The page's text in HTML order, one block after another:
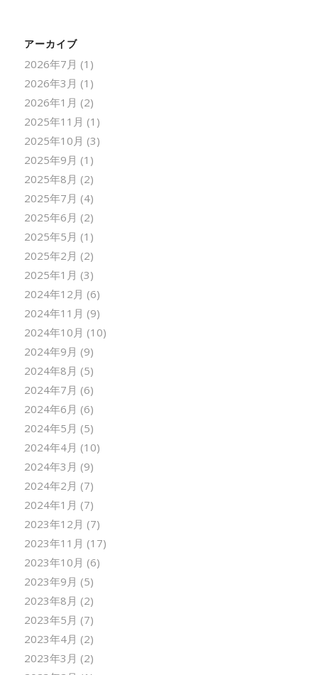
アーカイブ
2026年7月 (1)
2026年3月 (1)
2026年1月 (2)
2025年11月 (1)
2025年10月 (3)
2025年9月 (1)
2025年8月 (2)
2025年7月 (4)
2025年6月 (2)
2025年5月 (1)
2025年2月 (2)
2025年1月 (3)
2024年12月 (6)
2024年11月 (9)
2024年10月 (10)
2024年9月 (9)
2024年8月 (5)
2024年7月 (6)
2024年6月 (6)
2024年5月 (5)
2024年4月 (10)
2024年3月 (9)
2024年2月 (7)
2024年1月 (7)
2023年12月 (7)
2023年11月 (17)
2023年10月 (6)
2023年9月 (5)
2023年8月 (2)
2023年5月 (7)
2023年4月 (2)
2023年3月 (2)